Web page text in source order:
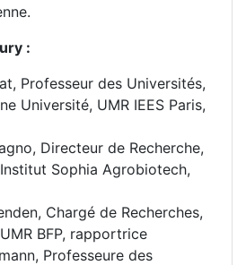
:
Professeur des Universités,
Université, UMR IEES Paris,
Directeur de Recherche,
Institut Sophia Agrobiotech,
Chargé de Recherches,
BFP, rapportrice
Professeure des